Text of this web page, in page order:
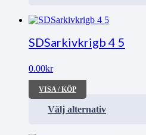
SDSarkivkrigb 4 5
0.00kr
VISA / KÖP
Välj alternativ